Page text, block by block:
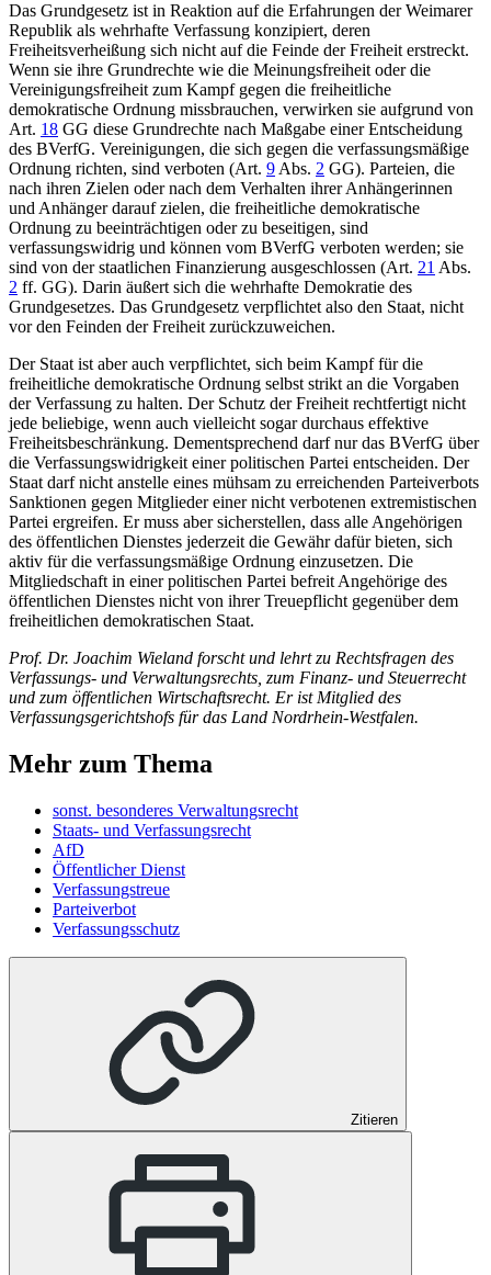
Das Grundgesetz ist in Reaktion auf die Erfahrungen der Weimarer
Republik als wehrhafte Verfassung konzipiert, deren
Freiheitsverheißung sich nicht auf die Feinde der Freiheit erstreckt.
Wenn sie ihre Grundrechte wie die Meinungsfreiheit oder die
Vereinigungsfreiheit zum Kampf gegen die freiheitliche
demokratische Ordnung missbrauchen, verwirken sie aufgrund von
Art. 18 GG diese Grundrechte nach Maßgabe einerEntscheidung
des BVerfG. Vereinigungen, die sich gegen die verfassungsmäßige
Ordnung richten, sind verboten (Art. 9 Abs. 2 GG). Parteien, die
nach ihren Zielen oder nach dem Verhalten ihrer Anhängerinnen
und Anhänger darauf zielen, die freiheitliche demokratische
Ordnung zu beeinträchtigen oder zu beseitigen, sind
verfassungswidrig und können vom BVerfG verboten werden; sie
sind von der staatlichen Finanzierung ausgeschlossen (Art. 21 Abs.
2 ff. GG). Darin äußert sich die wehrhafte Demokratie des
Grundgesetzes. Das Grundgesetz verpflichtet also den Staat, nicht
vor den Feinden der Freiheit zurückzuweichen.
Der Staat ist aber auch verpflichtet, sich beim Kampf für die
freiheitliche demokratische Ordnung selbst strikt an die Vorgaben
der Verfassung zu halten. Der Schutz der Freiheit rechtfertigt nicht
jede beliebige, wenn auch vielleicht sogar durchaus effektive
Freiheitsbeschränkung. Dementsprechend darf nur das BVerfG über
die Verfassungswidrigkeit einer politischen Partei entscheiden. Der
Staat darf nicht anstelle eines mühsam zu erreichenden Parteiverbots
Sanktionen gegen Mitglieder einer nicht verbotenen extremistischen
Partei ergreifen. Er muss aber sicherstellen, dass alle Angehörigen
des öffentlichen Dienstes jederzeit die Gewähr dafür bieten, sich
aktiv für die verfassungsmäßige Ordnung einzusetzen. Die
Mitgliedschaft in einer politischen Partei befreit Angehörige des
öffentlichen Dienstes nicht von ihrer Treuepflicht gegenüber dem
freiheitlichen demokratischen Staat.
Prof. Dr. Joachim Wieland forscht und lehrt zu Rechtsfragen des
Verfassungs- und Verwaltungsrechts, zum Finanz- und Steuerrecht
und zum öffentlichen Wirtschaftsrecht. Er ist Mitglied des
Verfassungsgerichtshofs für das Land Nordrhein-Westfalen.
Mehr zum Thema
sonst. besonderes Verwaltungsrecht
Staats- und Verfassungsrecht
AfD
Öffentlicher Dienst
Verfassungstreue
Parteiverbot
Verfassungsschutz
Zitieren